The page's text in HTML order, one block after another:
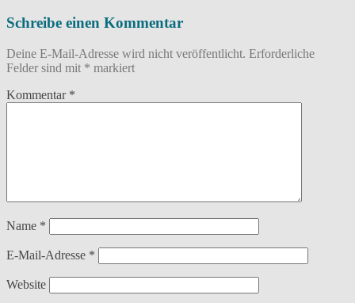
Schreibe einen Kommentar
Deine E-Mail-Adresse wird nicht veröffentlicht. Erforderliche
Felder sind mit * markiert
Kommentar *
Name *
E-Mail-Adresse *
Website